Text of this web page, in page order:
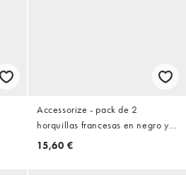
Accessorize - pack de 2
horquillas francesas en negro y
blanco
15,60 €